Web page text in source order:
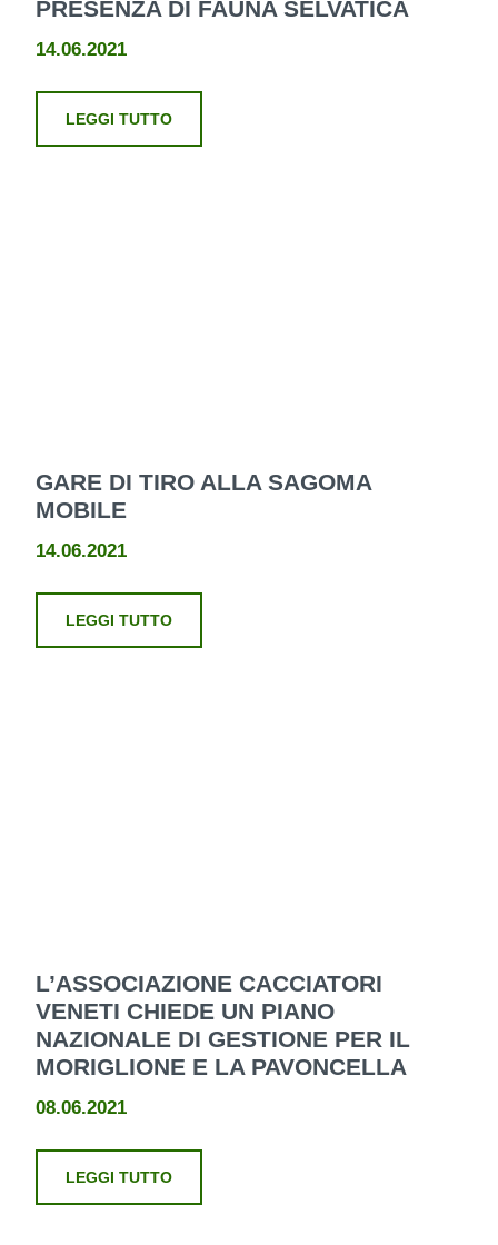
PRESENZA DI FAUNA SELVATICA
14.06.2021
LEGGI TUTTO
GARE DI TIRO ALLA SAGOMA
MOBILE
14.06.2021
LEGGI TUTTO
L’ASSOCIAZIONE CACCIATORI
VENETI CHIEDE UN PIANO
NAZIONALE DI GESTIONE PER IL
MORIGLIONE E LA PAVONCELLA
08.06.2021
LEGGI TUTTO